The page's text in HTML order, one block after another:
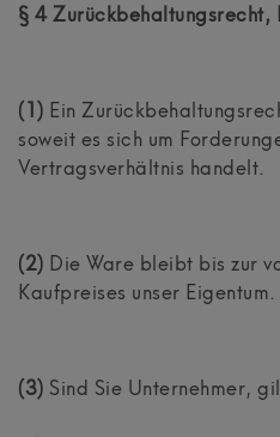
§ 4 Zurückbehaltungsrecht,
(1) Ein
soweit es sich um
Vertragsverhältnis handelt.
(2) Die Ware bleibt bis zur
Kaufpreises unser Eigentum.
(3) Sind Sie Unternehmer,